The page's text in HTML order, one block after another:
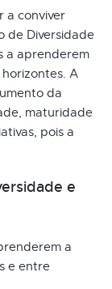
a conviver
de Diversidade
a aprenderem
A
da
maturidade
pois a
e
a
e entre